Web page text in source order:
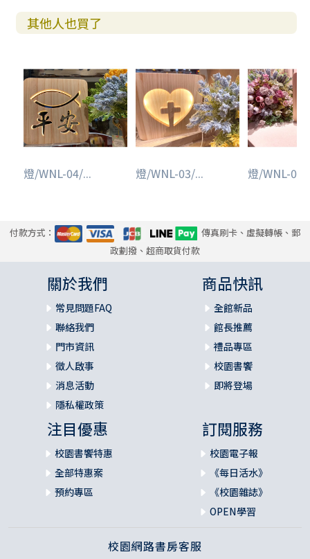
其他人也買了
燈/WNL-04/... 燈/WNL-03/... 燈/WNL-01/
付款方式：
傳真刷卡、虛擬轉帳、郵
政劃撥、超商取貨付款
關於我們
常見問題FAQ
聯絡我們
門市資訊
徵人啟事
消息活動
隱私權政策
商品快訊
全館新品
館長推薦
禮品專區
校園書饗
即將登場
注目優惠
校園書饗特惠
全部特惠案
預約專區
訂閱服務
校園電子報
《每日活水》
《校園雜誌》
OPEN學習
校園網路書房客服